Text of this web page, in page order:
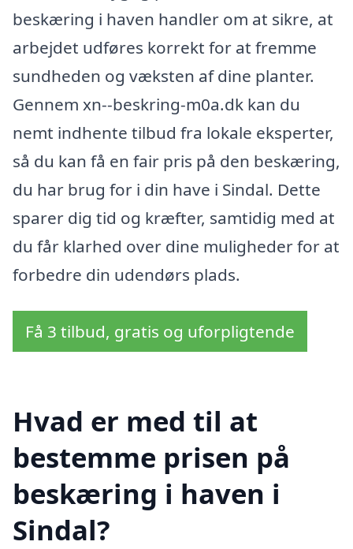
beskæring i haven handler om at sikre, at
arbejdet udføres korrekt for at fremme
sundheden og væksten af dine planter.
Gennem xn--beskring-m0a.dk kan du
nemt indhente tilbud fra lokale eksperter,
så du kan få en fair pris på den beskæring,
du har brug for i din have i Sindal. Dette
sparer dig tid og kræfter, samtidig med at
du får klarhed over dine muligheder for at
forbedre din udendørs plads.
Få 3 tilbud, gratis og uforpligtende
Hvad er med til at
bestemme prisen på
beskæring i haven i
Sindal?